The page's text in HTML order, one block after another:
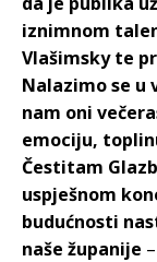
iznimnom
Vlašimsky te
Nalazimo se u
nam oni
emociju,
Čestitam
uspješnom
budućnosti
naše županije